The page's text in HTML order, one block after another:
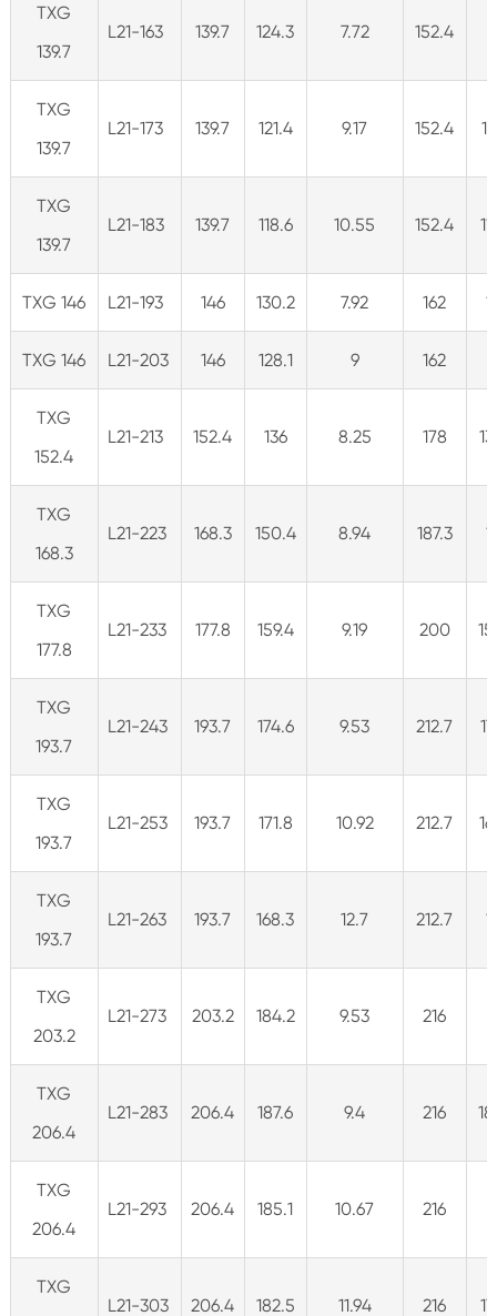
TXG
139.7
L21-163 139.7 124.3 7.72 152.4
TXG
139.7
L21-173 139.7 121.4 9.17 152.4
TXG
139.7
L21-183 139.7 118.6 10.55 152.4
TXG 146 L21-193 146 130.2 7.92 162
TXG 146 L21-203 146 128.1 9 162
TXG
152.4
L21-213 152.4 136 8.25 178
TXG
168.3
L21-223 168.3 150.4 8.94 187.3
TXG
177.8
L21-233 177.8 159.4 9.19 200
TXG
193.7
L21-243 193.7 174.6 9.53 212.7
TXG
193.7
L21-253 193.7 171.8 10.92 212.7
TXG
193.7
L21-263 193.7 168.3 12.7 212.7
TXG
203.2
L21-273 203.2 184.2 9.53 216
TXG
206.4
L21-283 206.4 187.6 9.4 216
TXG
206.4
L21-293 206.4 185.1 10.67 216
TXG
L21-303 206.4 182.5 11.94 216